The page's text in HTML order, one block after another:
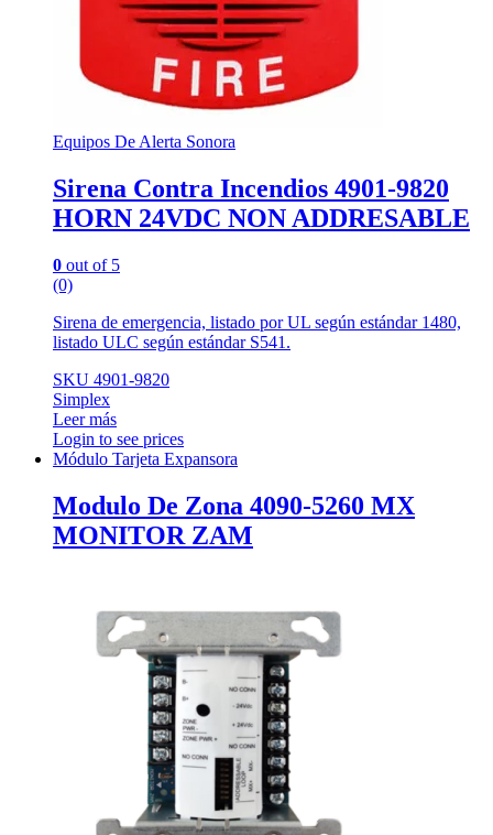
Equipos De Alerta Sonora
Sirena Contra Incendios 4901-9820
HORN 24VDC NON ADDRESABLE
0 out of 5
(0)
Sirena de emergencia, listado por UL según estándar 1480,
listado ULC según estándar S541.
SKU 4901-9820
Simplex
Leer más
Login to see prices
Módulo Tarjeta Expansora
Modulo De Zona 4090-5260 MX
MONITOR ZAM